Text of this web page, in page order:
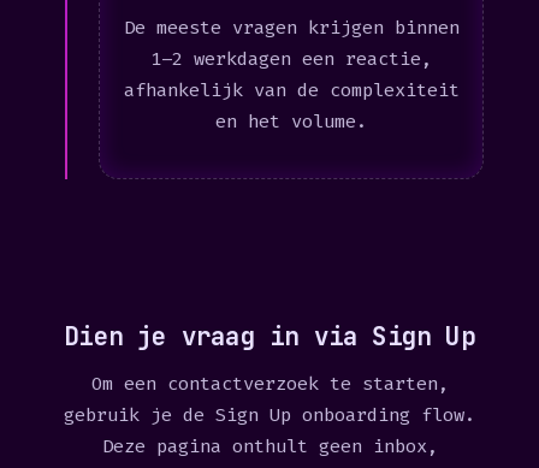
De meeste vragen krijgen binnen
1–2 werkdagen een reactie,
afhankelijk van de complexiteit
en het volume.
Dien je vraag in via Sign Up
Om een contactverzoek te starten,
gebruik je de Sign Up onboarding flow.
Deze pagina onthult geen inbox,